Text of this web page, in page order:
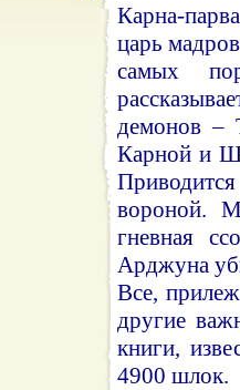
Карна-
царь
самых
демонов –
Карной и
вороной.
гневная
Арджуна
Все,
другие
книги,
4900 шлок.